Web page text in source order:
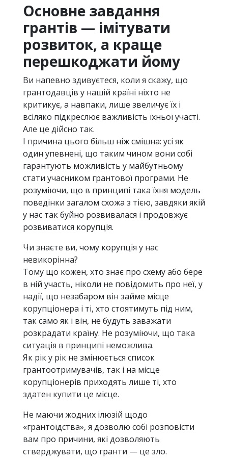
Основне завдання
грантів — імітувати
розвиток, а краще
перешкоджати йому
Ви напевно здивуєтеся, коли я скажу, що
грантодавців у нашій країні ніхто не
критикує, а навпаки, лише звеличує їх і
всіляко підкреслює важливість їхньої участі.
Але це дійсно так.
І причина цього більш ніж смішна: усі як
один упевнені, що таким чином вони собі
гарантують можливість у майбутньому
стати учасником грантової програми. Не
розуміючи, що в принципі така їхня модель
поведінки загалом схожа з тією, завдяки якій
у нас так буйно розвивалася і продовжує
розвиватися корупція.
Чи знаєте ви, чому корупція у нас
невикорінна?
Тому що кожен, хто знає про схему або бере
в ній участь, ніколи не повідомить про неї, у
надії, що незабаром він займе місце
корупціонера і ті, хто стоятимуть під ним,
так само як і він, не будуть заважати
розкрадати країну. Не розуміючи, що така
ситуація в принципі неможлива.
Як рік у рік не змінюється список
грантоотримувачів, так і на місце
корупціонерів приходять лише ті, хто
здатен купити це місце.
Не маючи жодних ілюзій щодо
«грантоїдства», я дозволю собі розповісти
вам про причини, які дозволяють
стверджувати, що гранти — це зло.